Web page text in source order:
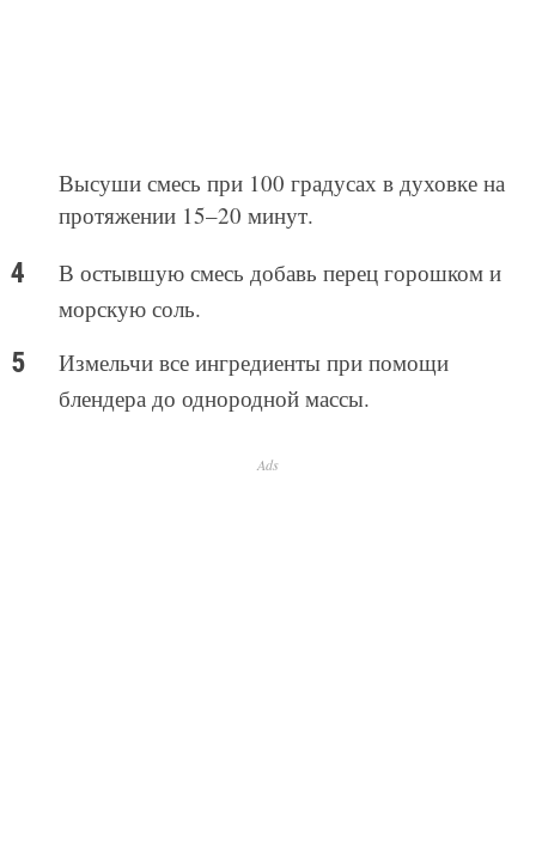
Высуши смесь при 100 градусах в духовке на
протяжении 15–20 минут.
В остывшую смесь добавь перец горошком и
морскую соль.
Измельчи все ингредиенты при помощи
блендера до однородной массы.
Ads